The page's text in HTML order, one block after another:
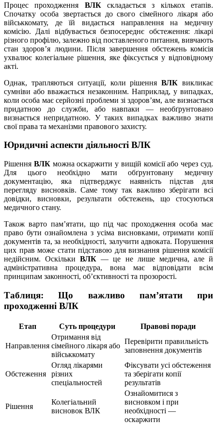
Процес проходження ВЛКскладається з кількох етапів.
Спочатку особа звертається до свого сімейного лікаря або
військкомату, де їй видається направлення на медичну
комісію. Далі відбувається безпосереднє обстеження: лікарі
різного профілю, залежно від поставленого питання, вивчають
стан здоров’я людини. Після завершення обстежень комісія
ухвалює колегіальне рішення, яке фіксується у відповідному
акті.
Однак, трапляються ситуації, коли рішенняВЛК викликає
сумніви або вважається незаконним. Наприклад, у випадках,
коли особа має серйозні проблеми зі здоров’ям, але визнається
придатною до служби, або навпаки — необґрунтовано
визнається непридатною. У таких випадках важливо знати
свої права та механізми правового захисту.
Юридичні аспекти діяльності ВЛК
Рішення ВЛКможна оскаржити у вищій комісії або через суд.
Для цього необхідно мати обґрунтовану медичну
документацію, яка підтверджує наявність підстав для
перегляду висновків. Саме тому так важливо зберігати всі
довідки, висновки, результати обстежень, що стосуються
медичного стану.
Також варто пам’ятати, що під час проходження особа має
право бути ознайомлена з усіма висновками, отримати копії
документів та, за необхідності, залучити адвоката. Порушення
цих прав може стати підставою для визнання рішення комісії
недійсним. ОскількиВЛК — це не лише медична, але й
адміністративна процедура, вона має відповідати всім
принципам законності, об’єктивності та прозорості.
Таблиця: Що важливо пам’ятати при
проходженні ВЛК
Етап Суть процедури Правові поради
Направлення
Отримання від
сімейного лікаря або
військкомату
Перевірити правильність
заповнення документів
Обстеження
Огляд лікарями
різних
спеціальностей
Фіксувати усі обстеження
та зберігати копії
результатів
Рішення
Колегіальний
висновок ВЛК
Ознайомитися з
висновком і при
необхідності —
оскаржити